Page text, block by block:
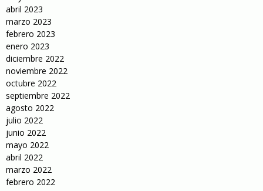
abril 2023
marzo 2023
febrero 2023
enero 2023
diciembre 2022
noviembre 2022
octubre 2022
septiembre 2022
agosto 2022
julio 2022
junio 2022
mayo 2022
abril 2022
marzo 2022
febrero 2022